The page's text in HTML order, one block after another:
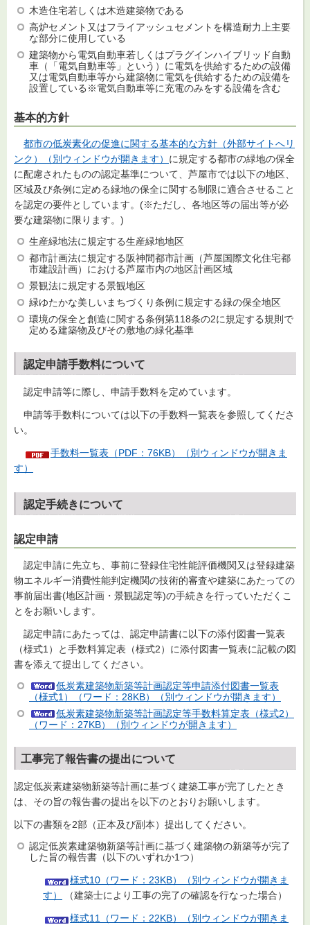
木造住宅若しくは木造建築物である
高炉セメント又はフライアッシュセメントを構造耐力上主要
な部分に使用している
建築物から電気自動車若しくはプラグインハイブリッド自動
車（「電気自動車等」という）に電気を供給するための設備
又は電気自動車等から建築物に電気を供給するための設備を
設置している※電気自動車等に充電のみをする設備を含む
基本的方針
都市の低炭素化の促進に関する基本的な方針（外部サイトへリ
ンク）（別ウィンドウが開きます） に規定する都市の緑地の保全
に配慮されたものの認定基準について、芦屋市では以下の地区、
区域及び条例に定める緑地の保全に関する制限に適合させること
を認定の要件としています。(※ただし、各地区等の届出等が必
要な建築物に限ります。)
生産緑地法に規定する生産緑地地区
都市計画法に規定する阪神間都市計画（芦屋国際文化住宅都
市建設計画）における芦屋市内の地区計画区域
景観法に規定する景観地区
緑ゆたかな美しいまちづくり条例に規定する緑の保全地区
環境の保全と創造に関する条例第118条の2に規定する規則で
定める建築物及びその敷地の緑化基準
認定申請手数料について
認定申請等に際し、申請手数料を定めています。
申請等手数料については以下の手数料一覧表を参照してくださ
い。
手数料一覧表（PDF：76KB）（別ウィンドウが開きま
す）
認定手続きについて
認定申請
認定申請に先立ち、事前に登録住宅性能評価機関又は登録建築
物エネルギー消費性能判定機関の技術的審査や建築にあたっての
事前届出書(地区計画・景観認定等)の手続きを行っていただくこ
とをお願いします。
認定申請にあたっては、認定申請書に以下の添付図書一覧表
（様式1）と手数料算定表（様式2）に添付図書一覧表に記載の図
書を添えて提出してください。
低炭素建築物新築等計画認定等申請添付図書一覧表
（様式1）（ワード：28KB）（別ウィンドウが開きます）
低炭素建築物新築等計画認定等手数料算定表（様式2）
（ワード：27KB）（別ウィンドウが開きます）
工事完了報告書の提出について
認定低炭素建築物新築等計画に基づく建築工事が完了したとき
は、その旨の報告書の提出を以下のとおりお願いします。
以下の書類を2部（正本及び副本）提出してください。
認定低炭素建築物新築等計画に基づく建築物の新築等が完了
した旨の報告書（以下のいずれか1つ）
様式10（ワード：23KB）（別ウィンドウが開きま
す）
（建築士により工事の完了の確認を行なった場合）
様式11（ワード：22KB）（別ウィンドウが開きま